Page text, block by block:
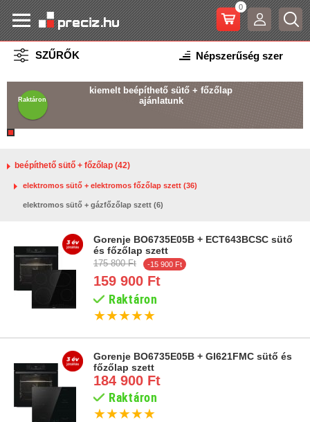
0
Raktáron
kiemelt beépíthető sütő + főzőlap
ajánlatunk
beépíthető sütő + főzőlap (42)
elektromos sütő + elektromos főzőlap szett (36)
elektromos sütő + gázfőzőlap szett (6)
SZŰRŐK
Gorenje BO6735E05B + ECT643BCSC sütő
és főzőlap szett
175 800 Ft -15 900 Ft
159 900 Ft
Raktáron
★★★★★
Gorenje BO6735E05B + GI621FMC sütő és
főzőlap szett
184 900 Ft
Raktáron
★★★★★